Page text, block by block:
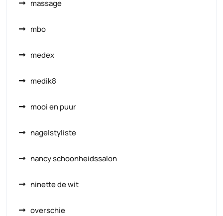
massage
mbo
medex
medik8
mooi en puur
nagelstyliste
nancy schoonheidssalon
ninette de wit
overschie